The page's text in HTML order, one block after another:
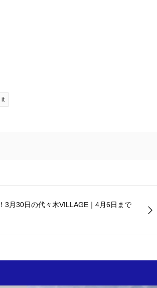
it
3月30日の代々木VILLAGE｜4月6日まで